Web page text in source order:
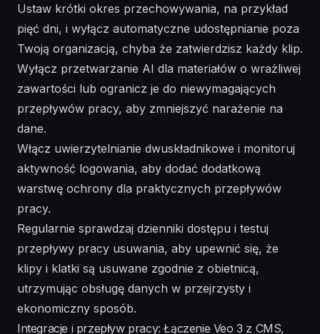
Ustaw krótki okres przechowywania, na przykład
pięć dni, i wyłącz automatyczne udostępnianie poza
Twoją organizacją, chyba że zatwierdzisz każdy klip.
Wyłącz przetwarzanie AI dla materiałów o wrażliwej
zawartości lub ogranicz je do niewymagających
przepływów pracy, aby zmniejszyć narażenie na
dane.
Włącz uwierzytelnianie dwuskładnikowe i monitoruj
aktywność logowania, aby dodać dodatkową
warstwę ochrony dla praktycznych przepływów
pracy.
Regularnie sprawdzaj dzienniki dostępu i testuj
przepływy pracy usuwania, aby upewnić się, że
klipy i klatki są usuwane zgodnie z obietnicą,
utrzymując obsługę danych w przejrzysty i
ekonomiczny sposób.
Integracje i przepływ pracy: Łączenie Veo 3 z CMS,